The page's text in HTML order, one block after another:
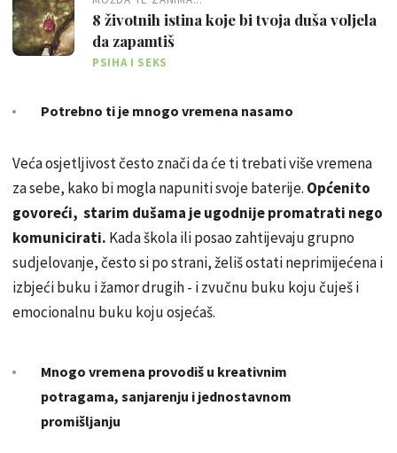
8 životnih istina koje bi tvoja duša voljela
da zapamtiš
PSIHA I SEKS
Potrebno ti je mnogo vremena nasamo
Veća osjetljivost često znači da će ti trebati više vremena
za sebe, kako bi mogla napuniti svoje baterije. Općenito
govoreći, starim dušama je ugodnije promatrati nego
komunicirati. Kada škola ili posao zahtijevaju grupno
sudjelovanje, često si po strani, želiš ostati neprimijećena i
izbjeći buku i žamor drugih - i zvučnu buku koju čuješ i
emocionalnu buku koju osjećaš.
Mnogo vremena provodiš u kreativnim
potragama, sanjarenju i jednostavnom
promišljanju